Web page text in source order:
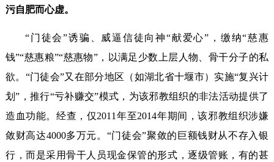
污自肥而心虚。
“门徒会”诱骗、威逼信徒向神“献爱心”，缴纳“慈惠
钱”“慈惠粮”“慈惠物”，以满足少数上层人物、骨干分子的私
欲。“门徒会”又在部分地区（如湖北省十堰市）实施“复兴计
划”，推行“亏补赚交”模式，为该邪教组织的非法活动提供了
造血功能。经查，仅2011年至2014年期间，该邪教组织涉嫌
敛财高达4000多万元。“门徒会”聚敛的巨额钱财从不存入银
行，而是采用骨干人员现金保管的形式，逐级管账，有的甚